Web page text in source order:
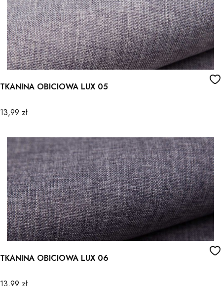
TKANINA OBICIOWA LUX 05
Cena
13,99 zł
TKANINA OBICIOWA LUX 06
Cena